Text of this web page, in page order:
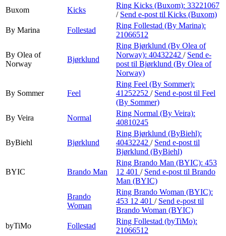
Buxom
Kicks
Ring Kicks (Buxom): 33221067
/ Send e-post til Kicks (Buxom)
By Marina
Follestad
Ring Follestad (By Marina):
21066512
By Olea of
Norway
Bjørklund
Ring Bjørklund (By Olea of
Norway): 40432242 / Send e-
post til Bjørklund (By Olea of
Norway)
By Sommer Feel
Ring Feel (By Sommer):
41252252 / Send e-post til Feel
(By Sommer)
By Veira
Normal
Ring Normal (By Veira):
40810245
ByBiehl Bjørklund
Ring Bjørklund (ByBiehl):
40432242 / Send e-post til
Bjørklund (ByBiehl)
BYIC Brando Man
Ring Brando Man (BYIC): 453
12 401 / Send e-post til Brando
Man (BYIC)
Brando
Woman
Ring Brando Woman (BYIC):
453 12 401 / Send e-post til
Brando Woman (BYIC)
byTiMo
Follestad
Ring Follestad (byTiMo):
21066512